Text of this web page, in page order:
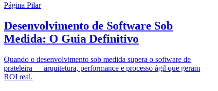
Página Pilar
Desenvolvimento de Software Sob
Medida: O Guia Definitivo
Quando o desenvolvimento sob medida supera o software de
prateleira — arquitetura, performance e processo ágil que geram
ROI real.